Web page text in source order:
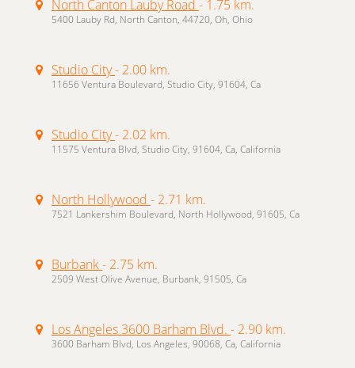
North Canton Lauby Road - 1.75 km.
5400 Lauby Rd, North Canton, 44720, Oh, Ohio
Studio City- 2.00 km.
11656 Ventura Boulevard, Studio City, 91604, Ca
Studio City- 2.02 km.
11575 Ventura Blvd, Studio City, 91604, Ca, California
North Hollywood - 2.71 km.
7521 Lankershim Boulevard, North Hollywood, 91605, Ca
Burbank- 2.75 km.
2509 West Olive Avenue, Burbank, 91505, Ca
Los Angeles 3600 Barham Blvd. - 2.90 km.
3600 Barham Blvd, Los Angeles, 90068, Ca, California